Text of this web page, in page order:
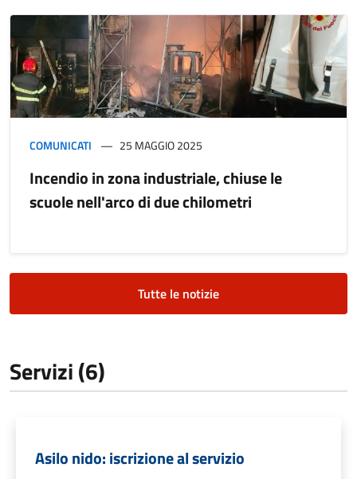
COMUNICATI 25 MAGGIO 2025
Incendio in zona industriale, chiuse le
scuole nell'arco di due chilometri
Tutte le notizie
Servizi (6)
Asilo nido: iscrizione al servizio